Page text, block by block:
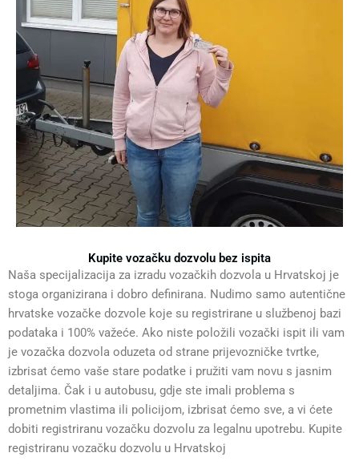
Kupite vozačku dozvolu bez ispita
Naša specijalizacija za izradu vozačkih dozvola u Hrvatskoj je
stoga organizirana i dobro definirana. Nudimo samo autentične
hrvatske vozačke dozvole koje su registrirane u službenoj bazi
podataka i 100% važeće. Ako niste položili vozački ispit ili vam
je vozačka dozvola oduzeta od strane prijevozničke tvrtke,
izbrisat ćemo vaše stare podatke i pružiti vam novu s jasnim
detaljima. Čak i u autobusu, gdje ste imali problema s
prometnim vlastima ili policijom, izbrisat ćemo sve, a vi ćete
dobiti registriranu vozačku dozvolu za legalnu upotrebu. Kupite
registriranu vozačku dozvolu u Hrvatskoj